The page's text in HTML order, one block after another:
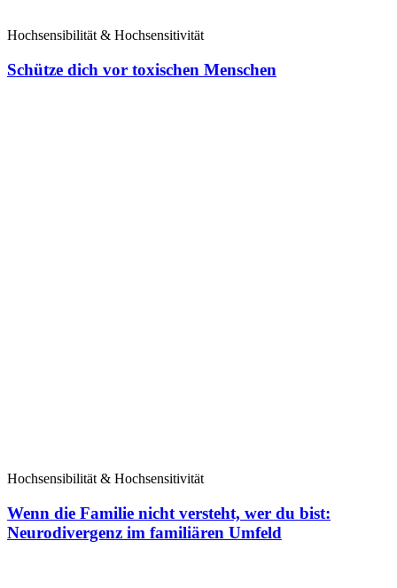
Hochsensibilität & Hochsensitivität
Schütze dich vor toxischen Menschen
Hochsensibilität & Hochsensitivität
Wenn die Familie nicht versteht, wer du bist:
Neurodivergenz im familiären Umfeld